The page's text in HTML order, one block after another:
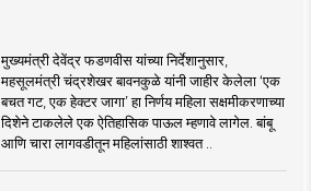
मुख्यमंत्री देवेंद्र फडणवीस यांच्या निर्देशानुसार,
महसूलमंत्री चंद्रशेखर बावनकुळे यांनी जाहीर केलेला ‘एक
बचत गट, एक हेक्टर जागा’ हा निर्णय महिला सक्षमीकरणाच्या
दिशेने टाकलेले एक ऐतिहासिक पाऊल म्हणावे लागेल. बांबू
आणि चारा लागवडीतून महिलांसाठी शाश्वत ..